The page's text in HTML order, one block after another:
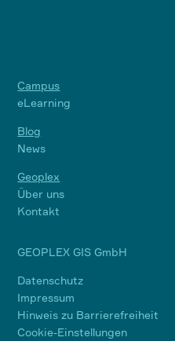
Campus
eLearning
Blog
News
Geoplex
Über uns
Kontakt
GEOPLEX GIS GmbH
Datenschutz
Impressum
Hinweis zu Barrierefreiheit
Cookie-Einstellungen